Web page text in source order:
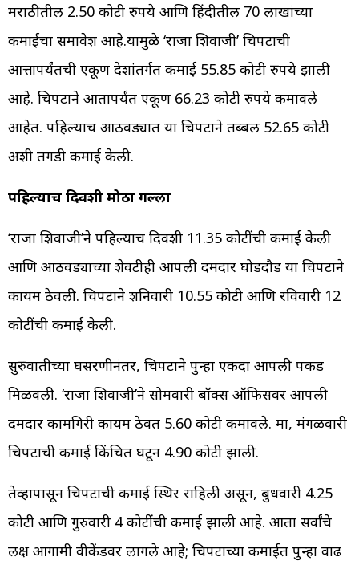
मराठीतील 2.50 कोटी रुपये आणि हिंदीतील 70 लाखांच्या
कमाईचा समावेश आहे.यामुळे ‘राजा शिवाजी’ चित्रपटाची
आत्तापर्यंतची एकूण देशांतर्गत कमाई 55.85 कोटी रुपये झाली
आहे. चित्रपटाने आतापर्यंत एकूण 66.23 कोटी रुपये कमावले
आहेत. पहिल्याच आठवड्यात या चित्रपटाने तब्बल 52.65 कोटी
अशी तगडी कमाई केली.
पहिल्याच दिवशी मोठा गल्ला
‘राजा शिवाजी’ने पहिल्याच दिवशी 11.35 कोटींची कमाई केली
आणि आठवड्याच्या शेवटीही आपली दमदार घोडदौड या चित्रपटाने
कायम ठेवली. चित्रपटाने शनिवारी 10.55 कोटी आणि रविवारी 12
कोटींची कमाई केली.
सुरुवातीच्या घसरणीनंतर, चित्रपटाने पुन्हा एकदा आपली पकड
मिळवली. ‘राजा शिवाजी’ने सोमवारी बॉक्स ऑफिसवर आपली
दमदार कामगिरी कायम ठेवत 5.60 कोटी कमावले. मात्र, मंगळवारी
चित्रपटाची कमाई किंचित घटून 4.90 कोटी झाली.
तेव्हापासून चित्रपटाची कमाई स्थिर राहिली असून, बुधवारी 4.25
कोटी आणि गुरुवारी 4 कोटींची कमाई झाली आहे. आता सर्वांचे
लक्ष आगामी वीकेंडवर लागले आहे; चित्रपटाच्या कमाईत पुन्हा वाढ